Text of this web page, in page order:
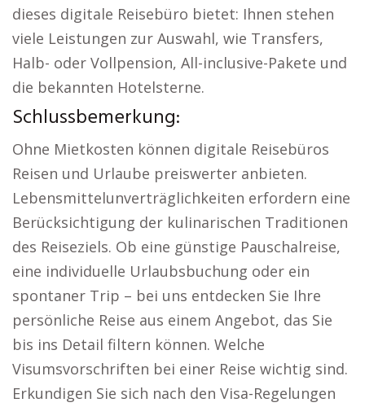
dieses digitale Reisebüro bietet: Ihnen stehen
viele Leistungen zur Auswahl, wie Transfers,
Halb- oder Vollpension, All-inclusive-Pakete und
die bekannten Hotelsterne.
Schlussbemerkung:
Ohne Mietkosten können digitale Reisebüros
Reisen und Urlaube preiswerter anbieten.
Lebensmittelunverträglichkeiten erfordern eine
Berücksichtigung der kulinarischen Traditionen
des Reiseziels. Ob eine günstige Pauschalreise,
eine individuelle Urlaubsbuchung oder ein
spontaner Trip – bei uns entdecken Sie Ihre
persönliche Reise aus einem Angebot, das Sie
bis ins Detail filtern können. Welche
Visumsvorschriften bei einer Reise wichtig sind.
Erkundigen Sie sich nach den Visa-Regelungen